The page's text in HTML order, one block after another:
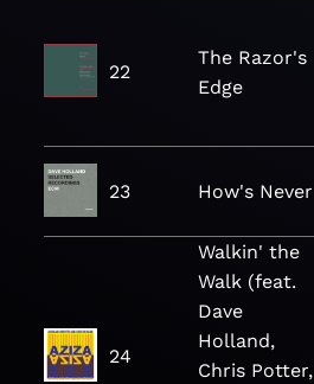
22
The Razor's
Edge
23 How's Never
24
Walkin' the
Walk (feat.
Dave
Holland,
Chris Potter,